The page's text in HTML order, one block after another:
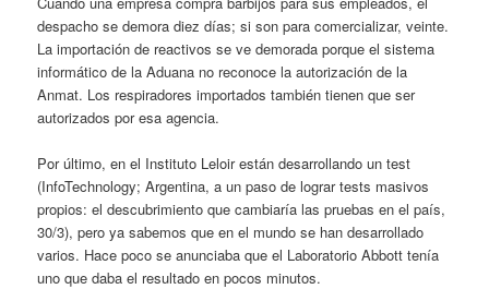
despacho se demora diez días; si son para comercializar, veinte.
La importación de reactivos se ve demorada porque el sistema
informático de la Aduana no reconoce la autorización de la
Anmat. Los respiradores importados también tienen que ser
autorizados por esa agencia.
Por último, en el Instituto Leloir están desarrollando un test
(InfoTechnology; Argentina, a un paso de lograr tests masivos
propios: el descubrimiento que cambiaría las pruebas en el país,
30/3), pero ya sabemos que en el mundo se han desarrollado
varios. Hace poco se anunciaba que el Laboratorio Abbott tenía
uno que daba el resultado en pocos minutos.